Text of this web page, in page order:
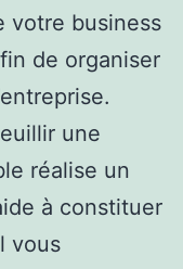
votre business
de organiser
une
réalise un
à constituer
vous